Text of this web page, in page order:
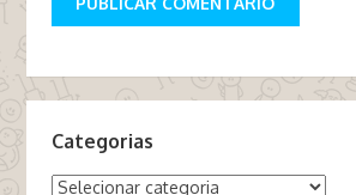
Categorias
Categorias